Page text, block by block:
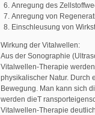
Anregung des
Anregung von
Einschleusung von
Wirkung der Vitalwellen:
Aus der Sonographie
Vitalwellen-Therapie
physikalischer Natur. Durch
Bewegung. Man kann sich
werden dieT
Vitalwellen-Therapie